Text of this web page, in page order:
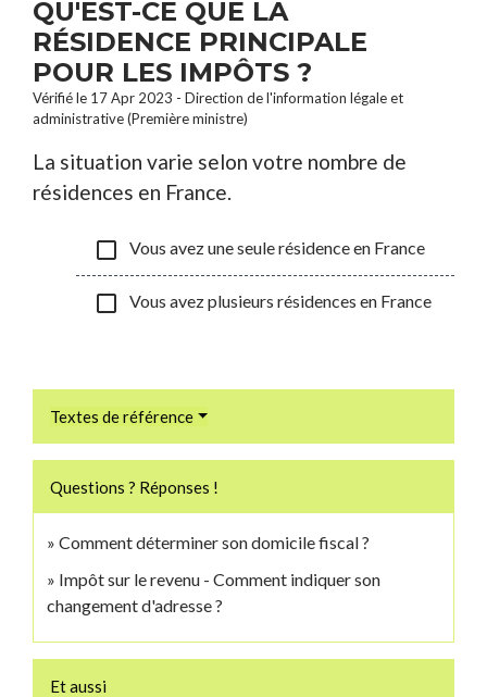
QU'EST-CE QUE LA
RÉSIDENCE PRINCIPALE
POUR LES IMPÔTS ?
Vérifié le 17 Apr 2023 - Direction de l'information légale et
administrative (Première ministre)
La situation varie selon votre nombre de
résidences en France.
check_box_outline_blank Vous avez une seule résidence en France
check_box_outline_blank Vous avez plusieurs résidences en France
Textes de référence
Questions ? Réponses !
Comment déterminer son domicile fiscal ?
Impôt sur le revenu - Comment indiquer son
changement d'adresse ?
Et aussi